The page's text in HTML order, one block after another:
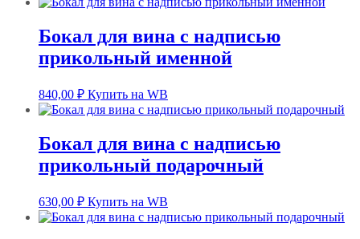
Бокал для вина с надписью
прикольный именной
840,00 ₽ Купить на WB
Бокал для вина с надписью
прикольный подарочный
630,00 ₽ Купить на WB